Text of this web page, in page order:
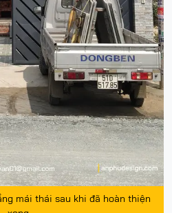
mái thái sau khi đã hoàn thiện